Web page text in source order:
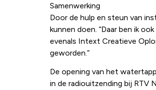
Samenwerking
Door de hulp en steun van
kunnen doen. “Daar ben ik
evenals Intext Creatieve
geworden.”
De opening van het
in de radiouitzending bij RTV